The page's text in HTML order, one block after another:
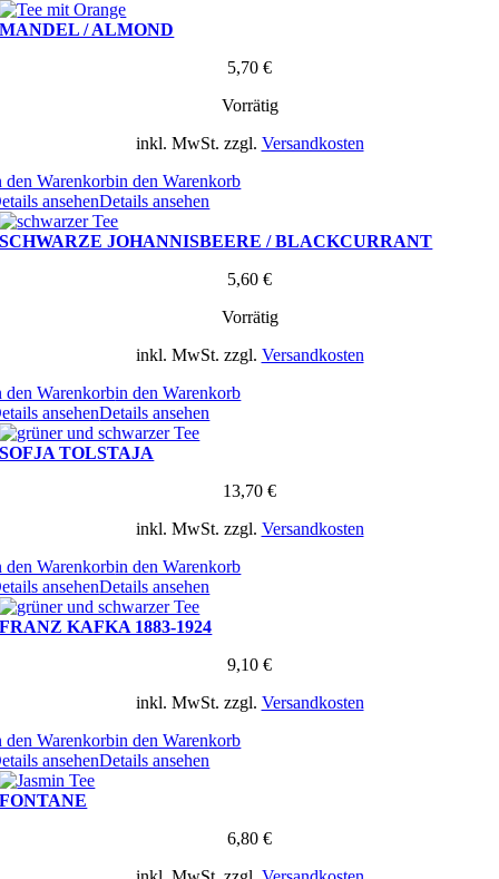
MANDEL / ALMOND
5,70 €
Vorrätig
inkl. MwSt. zzgl. Versandkosten
den Warenkorbin den Warenkorb
ansehenDetails ansehen
SCHWARZE JOHANNISBEERE / BLACKCURRANT
5,60 €
Vorrätig
inkl. MwSt. zzgl. Versandkosten
den Warenkorbin den Warenkorb
ansehenDetails ansehen
SOFJA TOLSTAJA
13,70 €
inkl. MwSt. zzgl. Versandkosten
den Warenkorbin den Warenkorb
ansehenDetails ansehen
FRANZ KAFKA 1883-1924
9,10 €
inkl. MwSt. zzgl. Versandkosten
den Warenkorbin den Warenkorb
ansehenDetails ansehen
FONTANE
6,80 €